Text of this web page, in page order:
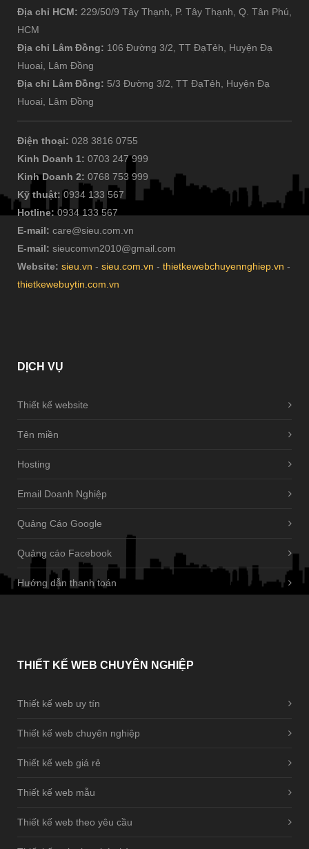
Địa chỉ HCM: 229/50/9 Tây Thạnh, P. Tây Thạnh, Q. Tân Phú,
HCM
Địa chỉ Lâm Đồng: 106 Đường 3/2, TT ĐạTẻh, Huyện Đạ
Huoai, Lâm Đồng
Địa chỉ Lâm Đồng: 5/3 Đường 3/2, TT ĐạTẻh, Huyện Đạ
Huoai, Lâm Đồng
Điện thoại: 028 3816 0755
Kinh Doanh 1: 0703 247 999
Kinh Doanh 2: 0768 753 999
Kỹ thuật: 0934 133 567
Hotline: 0934 133 567
E-mail: care@sieu.com.vn
E-mail: sieucomvn2010@gmail.com
Website: sieu.vn - sieu.com.vn - thietkewebchuyennghiep.vn -
thietkewebuytin.com.vn
DỊCH VỤ
Thiết kế website
Tên miền
Hosting
Email Doanh Nghiệp
Quảng Cáo Google
Quảng cáo Facebook
Hướng dẫn thanh toán
THIẾT KẾ WEB CHUYÊN NGHIỆP
Thiết kế web uy tín
Thiết kế web chuyên nghiệp
Thiết kế web giá rẻ
Thiết kế web mẫu
Thiết kế web theo yêu cầu